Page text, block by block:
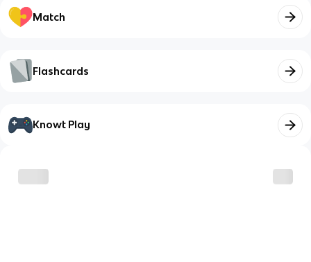
Match
Flashcards
Knowt Play